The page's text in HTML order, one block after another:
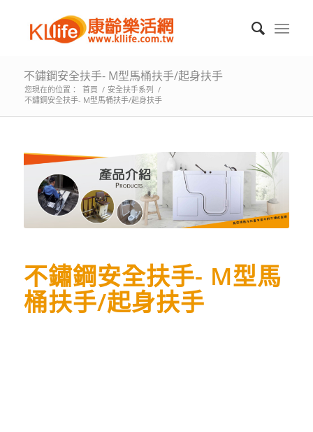
不鏽鋼安全扶手- M型馬桶扶手/起身扶手
您現在的位置： 首頁 / 安全扶手系列 /
不鏽鋼安全扶手- M型馬桶扶手/起身扶手
不鏽鋼安全扶手- M型馬
桶扶手/起身扶手